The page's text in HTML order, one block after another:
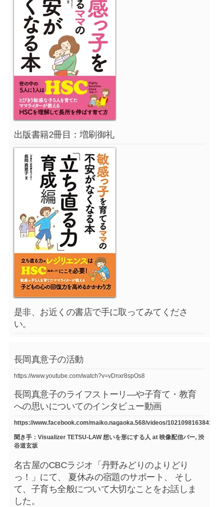
出版書籍2冊目：増刷御礼
是非、お近くの書店で手に取ってみてくださ
い。
長岡真意子の活動
https://www.youtube.com/watch?v=vDnxr8spOs8
長岡真意子のライフストーリ―や子育て・教育
への思いについてのインタビュー動画
https://www.facebook.com/maiko.nagaoka.568/videos/
聞き手：Visualizer TETSU-LAW 想いを形にする人 at 映像配信バー, 渋
谷道玄坂
名古屋のCBCラジオ「丹野みどりのよりどり
っ！」にて、 夏休みの宿題のサポート、 そし
て、子育ち全般について大切なことをお話しま
した。